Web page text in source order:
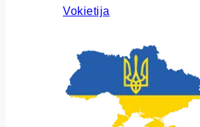
Vokietija